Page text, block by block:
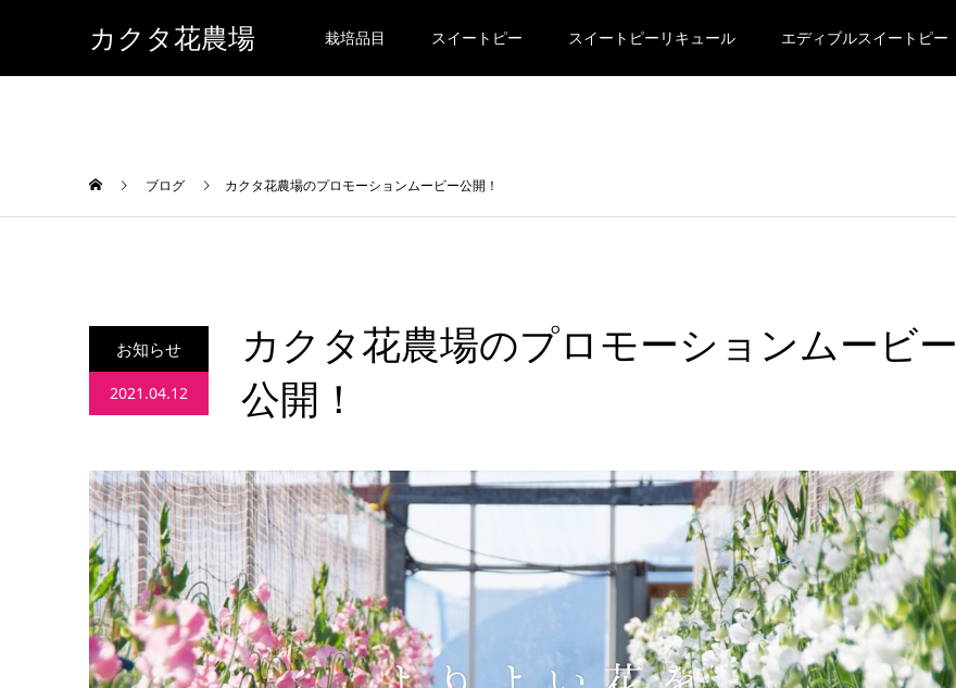
カクタ花農場 栽培品目 スイートピー スイートピーリキュール エディブルスイートピー
ブログ カクタ花農場のプロモーションムービー公開！
お知らせ
2021.04.12
カクタ花農場のプロモーションムービー
公開！